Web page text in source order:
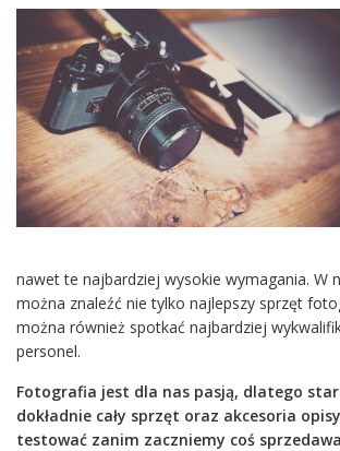
nawet te najbardziej wysokie wymagania. W
można znaleźć nie tylko najlepszy sprzęt
można również spotkać najbardziej
personel.
Fotografia jest dla nas pasją, dlatego
dokładnie cały sprzęt oraz akcesoria
testować zanim zaczniemy coś